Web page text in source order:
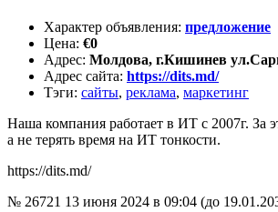
Характер объявления: предложение
Цена: €0
Адрес: Молдова, г.Кишинев
Адрес сайта: https://dits.md/
Тэги: сайты, реклама, маркетинг
Наша компания работает в ИТ с 2007г. За
а не терять время на ИТ тонкости.
https://dits.md/
№ 26721 13 июня 2024 в 09:04 (до